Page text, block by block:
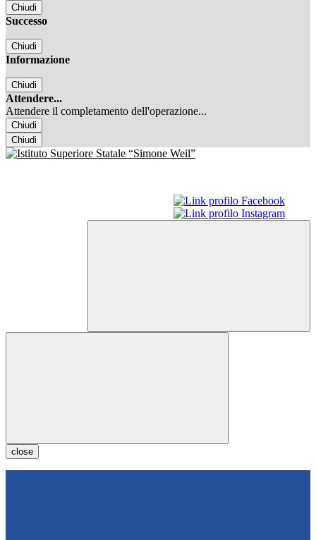
Chiudi
Successo
Chiudi
Informazione
Chiudi
Attendere...
Attendere il completamento dell'operazione...
Chiudi
Chiudi
close